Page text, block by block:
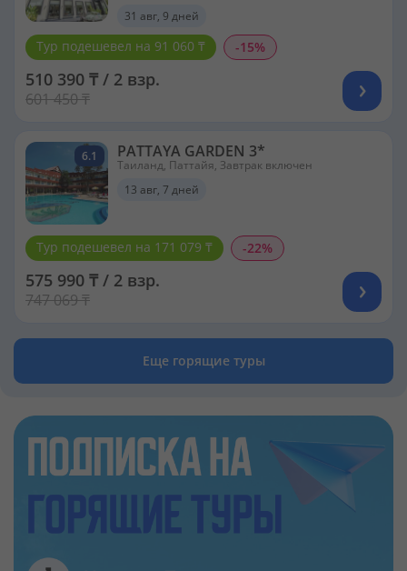
31 авг, 9 дней
Тур подешевел на 91 060 ₸ -15%
510 390 ₸ / 2 взр.
601 450 ₸
6.1 PATTAYA GARDEN 3*
Таиланд, Паттайя, Завтрак включен
13 авг, 7 дней
Тур подешевел на 171 079 ₸ -22%
575 990 ₸ / 2 взр.
747 069 ₸
Еще горящие туры